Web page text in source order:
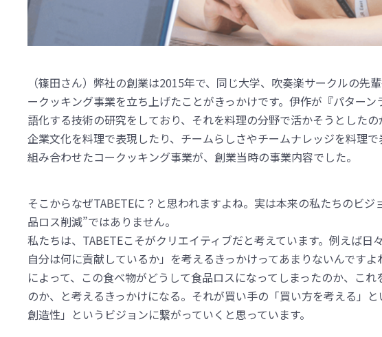
（篠田さん）弊社の創業は2015年で、同じ大学、吹奏楽サークルの先
ークッキング事業を立ち上げたことがきっかけです。伊作が『パター
語化する技術の研究をしており、それを料理の分野で活かそうとしたの
企業文化を料理で表現したり、チームらしさやチームナレッジを料理
組み合わせたコークッキング事業が、創業当時の事業内容でした。
そこからなぜTABETEに？と思われますよね。実は本来の私たちのビ
品ロス削減”ではありません。
私たちは、TABETEこそがクリエイティブだと考えています。例えば日
自分は何に貢献しているか」を考えるきっかけってあまりないんです
によって、この食べ物がどうして食品ロスになってしまったのか、こ
のか、と考えるきっかけになる。それが買い手の「買い方を考える」
創造性」というビジョンに繋がっていくと思っています。